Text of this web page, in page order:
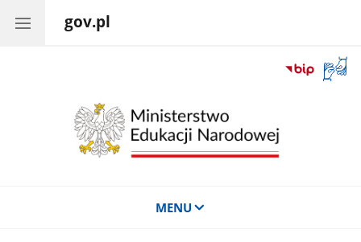
gov.pl
okno
MENU